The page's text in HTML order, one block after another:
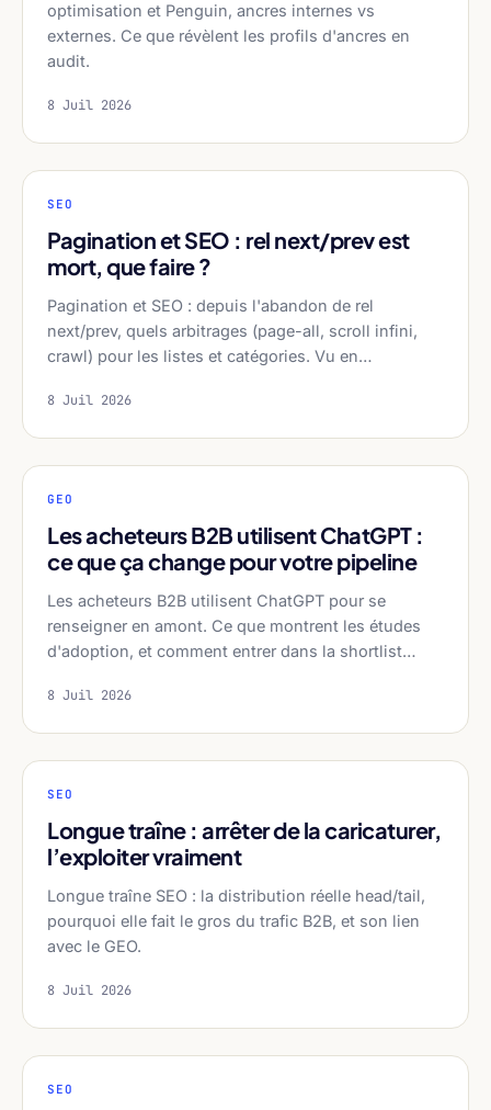
optimisation et Penguin, ancres internes vs
externes. Ce que révèlent les profils d'ancres en
audit.
8 Juil 2026
SEO
Pagination et SEO : rel next/prev est
mort, que faire ?
Pagination et SEO : depuis l'abandon de rel
next/prev, quels arbitrages (page-all, scroll infini,
crawl) pour les listes et catégories. Vu en…
8 Juil 2026
GEO
Les acheteurs B2B utilisent ChatGPT :
ce que ça change pour votre pipeline
Les acheteurs B2B utilisent ChatGPT pour se
renseigner en amont. Ce que montrent les études
d'adoption, et comment entrer dans la shortlist…
8 Juil 2026
SEO
Longue traîne : arrêter de la caricaturer,
l’exploiter vraiment
Longue traîne SEO : la distribution réelle head/tail,
pourquoi elle fait le gros du trafic B2B, et son lien
avec le GEO.
8 Juil 2026
SEO